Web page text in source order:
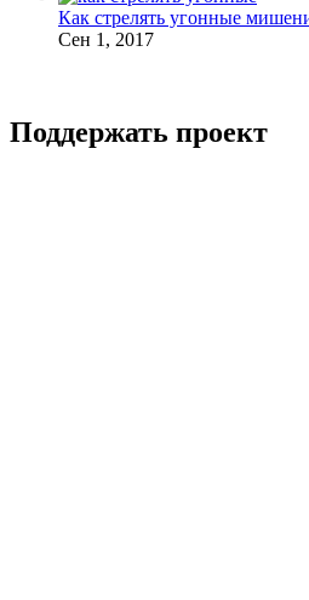
Как стрелять угонные
Сен 1, 2017
Поддержать проект